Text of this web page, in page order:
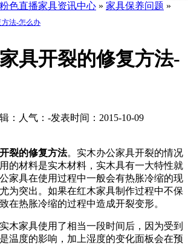
粉色直播家具资讯中心 » 家具保养问题 »
法-怎么办
具开裂的修复方法-
： 人气： -发表时间：2015-10-09
裂的修复方法。实木办公家具开裂的情况
用的材料是实木材料，实木具有一大特性就
办公家具在使用过程中一般会有热胀冷缩的现
为突出。如果在红木家具制作过程中不保
在热胀冷缩的过程中造成开裂变形。
实木家具使用了相当一段时间后，因为受到
是温度的影响，加上湿度的变化面板会在预